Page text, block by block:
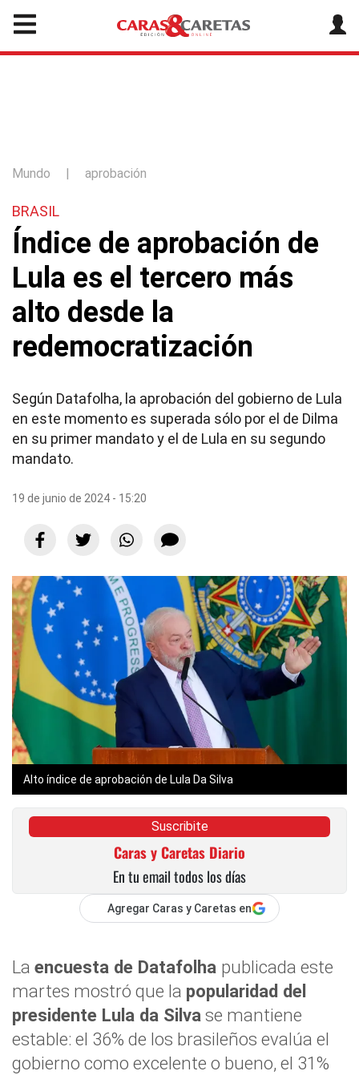
Mundo | aprobación
BRASIL
Índice de aprobación de
Lula es el tercero más
alto desde la
redemocratización
Según Datafolha, la aprobación del gobierno de Lula
en este momento es superada sólo por el de Dilma
en su primer mandato y el de Lula en su segundo
mandato.
19 de junio de 2024 - 15:20
Alto índice de aprobación de Lula Da Silva
Suscribite
Caras y Caretas Diario
En tu email todos los días
Agregar Caras y Caretas en
La encuesta de Datafolha publicada este
martes mostró que la popularidad del
presidente Lula da Silvase mantiene
estable: el 36% de los brasileños evalúa el
gobierno como excelente o bueno, el 31%